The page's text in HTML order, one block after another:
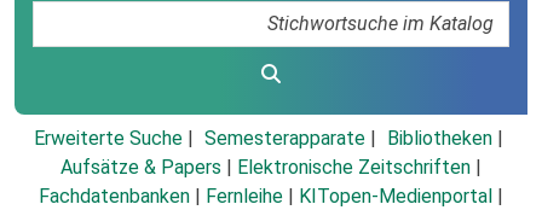
Erweiterte Suche Semesterapparate
Bibliotheken
Aufsätze & Papers
Elektronische Zeitschriften
Fachdatenbanken
Fernleihe KITopen-Medienportal